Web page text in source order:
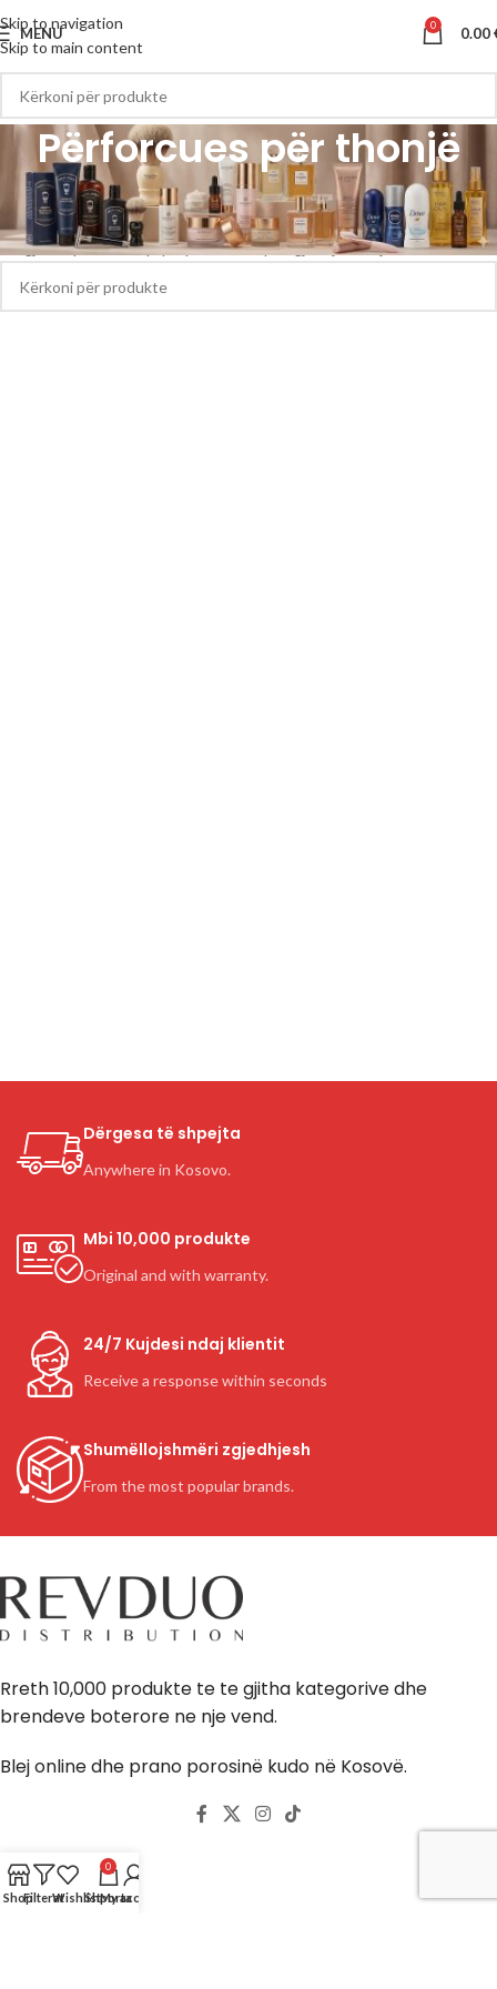
Skip to navigation
Skip to main content
MENU 0 0.00
Përforcues për thonjë
Kreu Përforcues për thonjë
S’u gjetën produkte që përputhen me përzgjedhjen tuaj.
Dërgesa të shpejta
Anywhere in Kosovo.
Mbi 10,000 produkte
Original and with warranty.
24/7 Kujdesi ndaj klientit
Receive a response within seconds
Shumëllojshmëri zgjedhjesh
From the most popular brands.
Rreth 10,000 produkte te te gjitha kategorive dhe
brendeve boterore ne nje vend.
Blej online dhe prano porosinë kudo në Kosovë.
Llogaria
ShopFilteratWishlist
0
Shporta
My account